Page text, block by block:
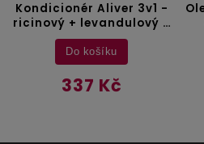
Olej na vlasy a pleť Aliver
3v1 - levandulový &
arganový & černý
ricinový olej - 60 ml
352 Kč
Do košíku